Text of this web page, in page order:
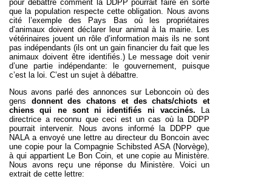
pour débattre comment la DDPP pourrait faire en sorte
que la population respecte cette obligation. Nous avons
cité l’exemple des Pays Bas où les propriétaires
d’animaux doivent déclarer leur animal à la mairie. Les
vétérinaires jouent un rôle d’information mais ils ne sont
pas indépendants (ils ont un gain financier du fait que les
animaux doivent être identifiés.) Le message doit venir
d’une partie indépendante: le gouvernement, puisque
c’est la loi. C’est un sujet à débattre.
Nous avons parlé des annonces sur Leboncoin où des
gens donnent des chatons et des chats/chiots et
chiens qui ne sont ni identifiés ni vaccinés. La
directrice a reconnu que ceci est un cas où la DDPP
pourrait intervenir. Nous avons informé la DDPP que
NALA a envoyé une lettre au directeur du Boncoin avec
une copie pour la Compagnie Schibsted ASA (Norvège),
à qui appartient Le Bon Coin, et une copie au Ministère.
Nous avons reçu une réponse du Ministère. Voici un
extrait de cette lettre: